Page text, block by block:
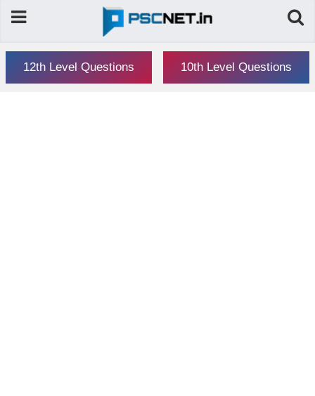
12th Level Questions 10th Level Questions